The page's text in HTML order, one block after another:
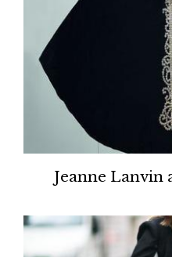
Jeanne Lanvin